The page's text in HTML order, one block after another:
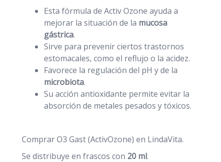
Esta fórmula de Activ Ozone ayuda a
mejorar la situación de la mucosa
gástrica.
Sirve para prevenir ciertos trastornos
estomacales, como el reflujo o la acidez.
Favorece la regulación del pH y de la
microbiota.
Su acción antioxidante permite evitar la
absorción de metales pesados y tóxicos.
Comprar O3 Gast (ActivOzone) en LindaVita.
Se distribuye en frascos con 20 ml.